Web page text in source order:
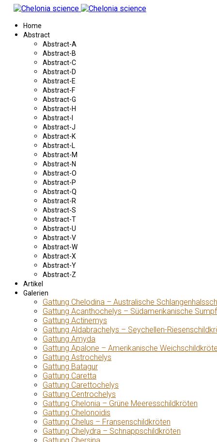
Home
Abstract
Abstract-A
Abstract-B
Abstract-C
Abstract-D
Abstract-E
Abstract-F
Abstract-G
Abstract-H
Abstract-I
Abstract-J
Abstract-K
Abstract-L
Abstract-M
Abstract-N
Abstract-O
Abstract-P
Abstract-Q
Abstract-R
Abstract-S
Abstract-T
Abstract-U
Abstract-V
Abstract-W
Abstract-X
Abstract-Y
Abstract-Z
Artikel
Galerien
Gattung Chelodina – Australische
Gattung Acanthochelys – Südamerikanische
Gattung Actinemys
Gattung Aldabrachelys – Seychellen-
Gattung Amyda
Gattung Apalone – Amerikanische
Gattung Astrochelys
Gattung Batagur
Gattung Caretta
Gattung Carettochelys
Gattung Centrochelys
Gattung Chelonia – Grüne Meeresschildkröten
Gattung Chelonoidis
Gattung Chelus – Fransenschildkröten
Gattung Chelydra – Schnappschildkröten